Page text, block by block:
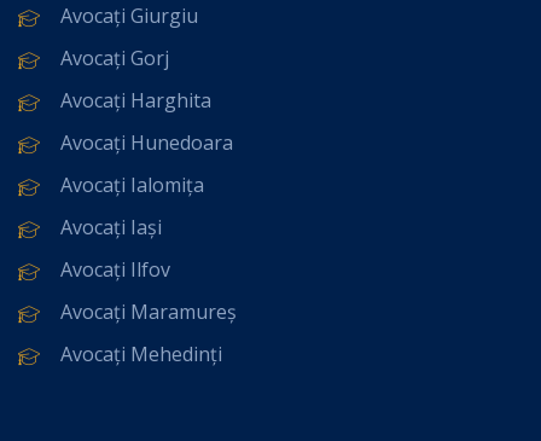
Avocați Giurgiu
Avocați Gorj
Avocați Harghita
Avocați Hunedoara
Avocați Ialomița
Avocați Iași
Avocați Ilfov
Avocați Maramureș
Avocați Mehedinți